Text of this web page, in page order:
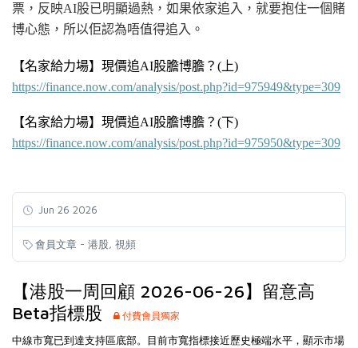
票 ，反映AI股已明顯過熱，如果依家追入，就要抱住一個賭
博心態，所以佢認為唔值得追入。
【名家給力場】現價追AI股膽博膽？ (上)
https://finance.now.com/analysis/post.php?id=975949&type=309
【名家給力場】現價追AI股膽博膽？ (下)
https://finance.now.com/analysis/post.php?id=975950&type=309
Jun 26 2026
會員文章 - 港股 視頻
【港股一周回顧 2026-06-26】留意高
Beta指標股
付費會員獨家
中線市寬已到達支持區底部。目前市寬指標接近歷史極端水平，顯示市場